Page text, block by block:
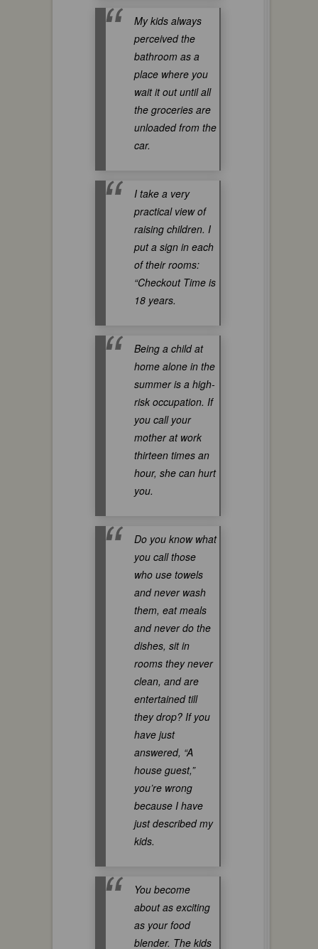
My kids always
perceived the
bathroom as a
place where you
wait it out until all
the groceries are
unloaded from the
car.
I take a very
practical view of
raising children. I
put a sign in each
of their rooms:
“Checkout Time is
18 years.
Being a child at
home alone in the
summer is a high-
risk occupation. If
you call your
mother at work
thirteen times an
hour, she can hurt
you.
Do you know what
you call those
who use towels
and never wash
them, eat meals
and never do the
dishes, sit in
rooms they never
clean, and are
entertained till
they drop? If you
have just
answered, “A
house guest,”
you’re wrong
because I have
just described my
kids.
You become
about as exciting
as your food
blender. The kids